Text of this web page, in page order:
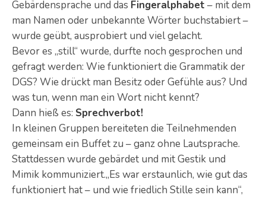
Gebärdensprache und das Fingeralphabet – mit dem
man Namen oder unbekannte Wörter buchstabiert –
wurde geübt, ausprobiert und viel gelacht.
Bevor es „still“ wurde, durfte noch gesprochen und
gefragt werden: Wie funktioniert die Grammatik der
DGS? Wie drückt man Besitz oder Gefühle aus? Und
was tun, wenn man ein Wort nicht kennt?
Dann hieß es: Sprechverbot!
In kleinen Gruppen bereiteten die Teilnehmenden
gemeinsam ein Buffet zu – ganz ohne Lautsprache.
Stattdessen wurde gebärdet und mit Gestik und
Mimik kommuniziert.„Es war erstaunlich, wie gut das
funktioniert hat – und wie friedlich Stille sein kann“,